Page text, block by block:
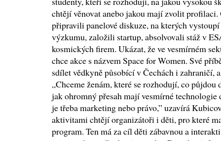
chtějí věnovat anebo jakou mají zvolit
připravili panelové diskuze, na kterých
výzkumu, založili startup, absolvovali stáž v
kosmických firem. Ukázat, že ve vesmírném
chce akce s názvem Space for Women. Své
sdílet vědkyně působící v Čechách i zahraničí,
„Chceme ženám, které se rozhodují, co
jak ohromný přesah mají vesmírné
je třeba marketing nebo právo,” uzavírá
aktivitami chtějí organizátoři i děti, pro které
program. Ten má za cíl děti zábavnou a